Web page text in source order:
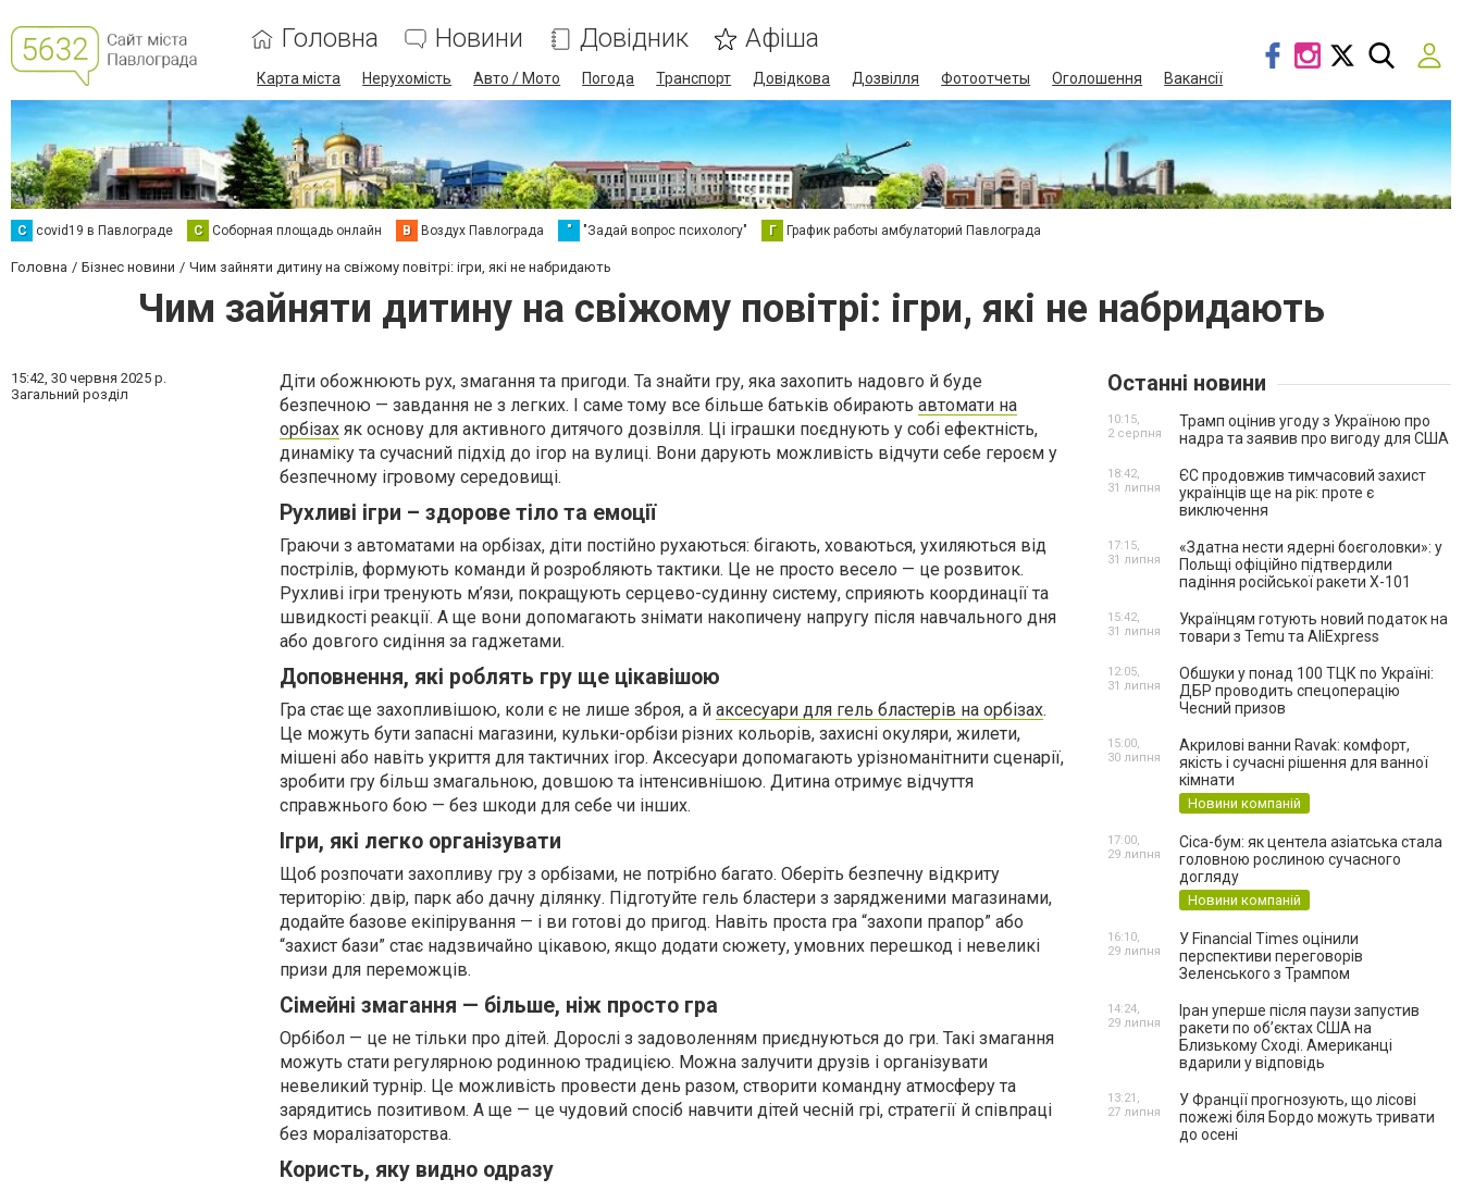
Головна Новини Довідник Афіша
Карта міста Нерухомість Авто / Мото Погода Транспорт Довідкова Дозвілля Фотоотчеты Оголошення Вакансії
C covid19 в Павлограде С Соборная площадь онлайн В Воздух Павлограда " "Задай вопрос психологу" Г График работы амбулаторий Павлограда
Головна Бізнес новини Чим зайняти дитину на свіжому повітрі: ігри, які не набридають
Чим зайняти дитину на свіжому повітрі: ігри, які не набридають
15:42, 30 червня 2025 р.
Загальний розділ
Діти обожнюють рух, змагання та пригоди. Та знайти гру, яка захопить надовго й буде
безпечною — завдання не з легких. І саме тому все більше батьків обирають автомати на
орбізах як основу для активного дитячого дозвілля. Ці іграшки поєднують у собі ефектність,
динаміку та сучасний підхід до ігор на вулиці. Вони дарують можливість відчути себе героєм у
безпечному ігровому середовищі.
Рухливі ігри – здорове тіло та емоції
Граючи з автоматами на орбізах, діти постійно рухаються: бігають, ховаються, ухиляються від
пострілів, формують команди й розробляють тактики. Це не просто весело — це розвиток.
Рухливі ігри тренують м’язи, покращують серцево-судинну систему, сприяють координації та
швидкості реакції. А ще вони допомагають знімати накопичену напругу після навчального дня
або довгого сидіння за гаджетами.
Доповнення, які роблять гру ще цікавішою
Гра стає ще захопливішою, коли є не лише зброя, а й аксесуари для гель бластерів на орбізах.
Це можуть бути запасні магазини, кульки-орбізи різних кольорів, захисні окуляри, жилети,
мішені або навіть укриття для тактичних ігор. Аксесуари допомагають урізноманітнити сценарії,
зробити гру більш змагальною, довшою та інтенсивнішою. Дитина отримує відчуття
справжнього бою — без шкоди для себе чи інших.
Ігри, які легко організувати
Щоб розпочати захопливу гру з орбізами, не потрібно багато. Оберіть безпечну відкриту
територію: двір, парк або дачну ділянку. Підготуйте гель бластери з зарядженими магазинами,
додайте базове екіпірування — і ви готові до пригод. Навіть проста гра “захопи прапор” або
“захист бази” стає надзвичайно цікавою, якщо додати сюжету, умовних перешкод і невеликі
призи для переможців.
Сімейні змагання — більше, ніж просто гра
Орбібол — це не тільки про дітей. Дорослі з задоволенням приєднуються до гри. Такі змагання
можуть стати регулярною родинною традицією. Можна залучити друзів і організувати
невеликий турнір. Це можливість провести день разом, створити командну атмосферу та
зарядитись позитивом. А ще — це чудовий спосіб навчити дітей чесній грі, стратегії й співпраці
без моралізаторства.
Користь, яку видно одразу
Останні новини
Трамп оцінив угоду з Україною про
надра та заявив про вигоду для США
10:15,
2 серпня
ЄС продовжив тимчасовий захист
українців ще на рік: проте є
виключення
18:42,
31 липня
«Здатна нести ядерні боєголовки»: у
Польщі офіційно підтвердили
падіння російської ракети Х-101
17:15,
31 липня
Українцям готують новий податок на
товари з Temu та AliExpress
15:42,
31 липня
Обшуки у понад 100 ТЦК по Україні:
ДБР проводить спецоперацію
Чесний призов
12:05,
31 липня
Акрилові ванни Ravak: комфорт,
якість і сучасні рішення для ванної
кімнати
Новини компаній
15:00,
30 липня
Cica-бум: як центела азіатська стала
головною рослиною сучасного
догляду
Новини компаній
17:00,
29 липня
У Financial Times оцінили
перспективи переговорів
Зеленського з Трампом
16:10,
29 липня
Іран уперше після паузи запустив
ракети по обʼєктах США на
Близькому Сході. Американці
вдарили у відповідь
14:24,
29 липня
У Франції прогнозують, що лісові
пожежі біля Бордо можуть тривати
до осені
13:21,
27 липня